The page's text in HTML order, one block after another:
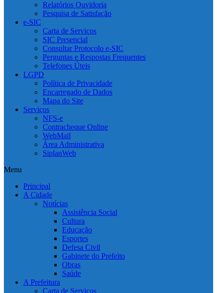
Relatórios Ouvidoria
Pesquisa de Satisfação
e-SIC
Carta de Serviços
SIC Presencial
Consultar Protocolo e-SIC
Perguntas e Respostas Frequentes
Telefones Úteis
LGPD
Política de Privacidade
Encarregado de Dados
Mapa do Site
Serviços
NFS-e
Contracheque Online
WebMail
Área Administrativa
SiplanWeb
Menu
Principal
A Cidade
Notícias
Assistência Social
Cultura
Educação
Esportes
Defesa Civil
Gabinete do Prefeito
Obras
Saúde
A Prefeitura
Carta de Serviços